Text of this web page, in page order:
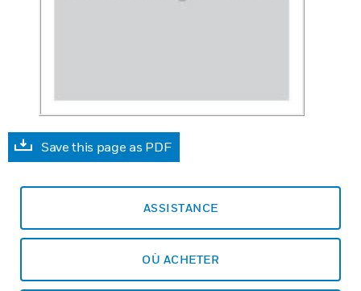
Save this page as PDF
ASSISTANCE
OÙ ACHETER